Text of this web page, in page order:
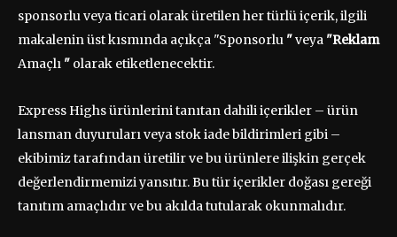
sponsorlu veya ticari olarak üretilen her türlü içerik, ilgili
makalenin üst kısmında açıkça "Sponsorlu "veya "Reklam
Amaçlı " olarak etiketlenecektir.
Express Highs ürünlerini tanıtan dahili içerikler – ürün
lansman duyuruları veya stok iade bildirimleri gibi –
ekibimiz tarafından üretilir ve bu ürünlere ilişkin gerçek
değerlendirmemizi yansıtır. Bu tür içerikler doğası gereği
tanıtım amaçlıdır ve bu akılda tutularak okunmalıdır.